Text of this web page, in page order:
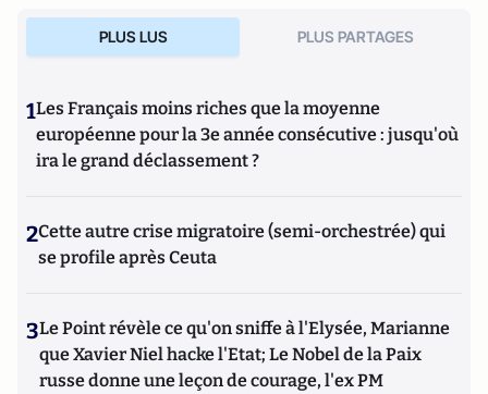
PLUS LUS PLUS PARTAGES
1Les Français moins riches que la moyenne
européenne pour la 3e année consécutive : jusqu'où
ira le grand déclassement ?
2Cette autre crise migratoire (semi-orchestrée) qui
se profile après Ceuta
3Le Point révèle ce qu'on sniffe à l'Elysée, Marianne
que Xavier Niel hacke l'Etat; Le Nobel de la Paix
russe donne une leçon de courage, l'ex PM